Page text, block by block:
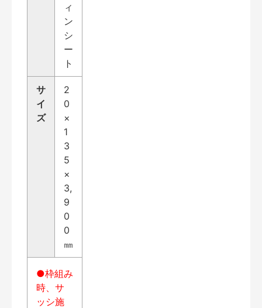
ィ
ン
シ
ー
ト
サ
イ
ズ
2
0
×
1
3
5
×
3,
9
0
0
㎜
●枠組み
時、サ
ッシ施